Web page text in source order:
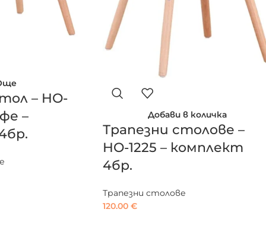
– HO-
–
Добави в количка
Трапезни столове –
HO-1225 – комплект
4бр.
Трапезни столове
120.00 €